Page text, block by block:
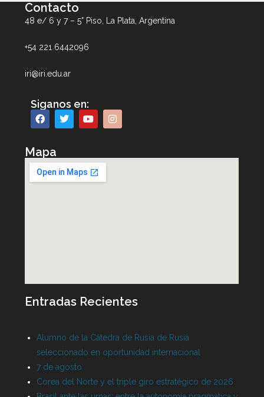
Contacto
48 e/ 6 y 7 – 5° Piso, La Plata, Argentina
+54 221 6442096
iri@iri.edu.ar
Siganos en:
Mapa
Entradas Recientes
Alumno de la Cátedra de Rusia de Rusia
seleccionado en oportunidad internacional
7 de agosto
Corea del Norte y el triple giro estratégico de 2026